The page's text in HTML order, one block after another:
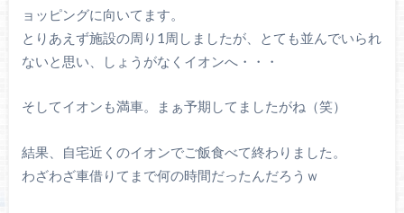
ョッピングに向いてます。
とりあえず施設の周り1周しましたが、とても並んでいられ
ないと思い、しょうがなくイオンへ・・・
そしてイオンも満車。まぁ予期してましたがね（笑）
結果、自宅近くのイオンでご飯食べて終わりました。
わざわざ車借りてまで何の時間だったんだろうｗ